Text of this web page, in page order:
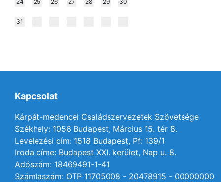
24 25 26 27 28 29 30
31
Kapcsolat
Kárpát-medencei Családszervezetek Szövetsége
Székhely: 1056 Budapest, Március 15. tér 8.
Levelezési cím: 1518 Budapest, Pf: 139/1
Iroda címe: Budapest XXI. kerület, Nap u. 8.
Adószám: 18469491-1-41
Számlaszám: OTP 11705008 - 20478915 - 00000000